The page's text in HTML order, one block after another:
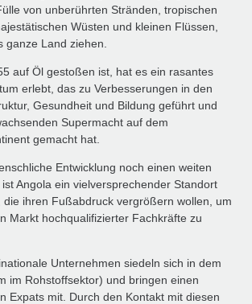
von unberührten Stränden, tropischen
Wüsten und kleinen Flüssen,
ganze Land ziehen.
auf Öl gestoßen ist, hat es ein rasantes
erlebt, das zu Verbesserungen in den
Gesundheit und Bildung geführt und
Supermacht auf dem
gemacht hat.
Entwicklung noch einen weiten
Angola ein vielversprechender Standort
die ihren Fußabdruck vergrößern wollen, um
Markt hochqualifizierter Fachkräfte zu
Unternehmen siedeln sich in dem
im Rohstoffsektor) und bringen einen
Expats mit. Durch den Kontakt mit diesen